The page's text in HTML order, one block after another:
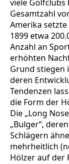
viele Golfclubs
Gesamtzahl
Amerika
1899 etwa
Anzahl an
erhöhten
Grund stiegen
deren
Tendenzen
die Form der
Die „Long
„Bulger“,
Schlägern
mehrheitlich
Hölzer auf der